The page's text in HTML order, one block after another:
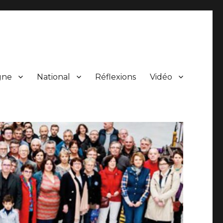
National Réflexions Vidéo